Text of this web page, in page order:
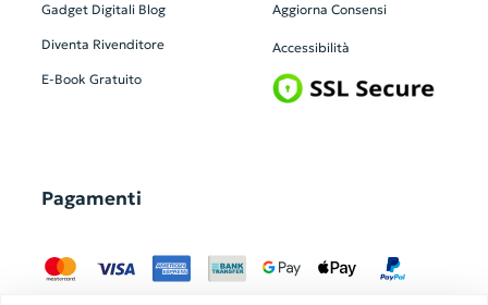
Gadget Digitali Blog
Diventa Rivenditore
E-Book Gratuito
Aggiorna Consensi
Accessibilità
Pagamenti